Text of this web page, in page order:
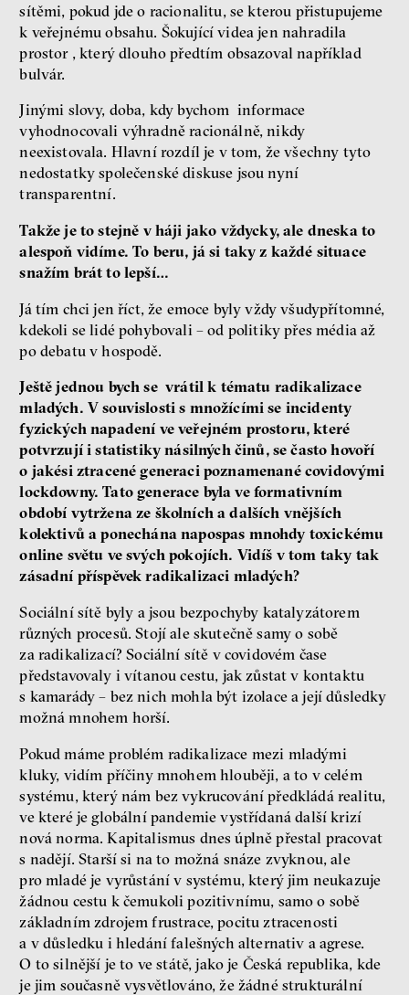
sítěmi, pokud jde o racionalitu, se kterou přistupujeme
k veřejnému obsahu. Šokující videa jen nahradila
prostor , který dlouho předtím obsazoval například
bulvár.
Jinými slovy, doba, kdy bychom informace
vyhodnocovali výhradně racionálně, nikdy
neexistovala. Hlavní rozdíl je v tom, že všechny tyto
nedostatky společenské diskuse jsou nyní
transparentní.
Takže je to stejně v háji jako vždycky, ale dneska to
alespoň vidíme. To beru, já si taky z každé situace
snažím brát to lepší…
Já tím chci jen říct, že emoce byly vždy všudypřítomné,
kdekoli se lidé pohybovali – od politiky přes média až
po debatu v hospodě.
Ještě jednou bych se vrátil k tématu radikalizace
mladých. V souvislosti s množícími se incidenty
fyzických napadení ve veřejném prostoru, které
potvrzují i statistiky násilných činů, se často hovoří
o jakési ztracené generaci poznamenané covidovými
lockdowny. Tato generace byla ve formativním
období vytržena ze školních a dalších vnějších
kolektivů a ponechána napospas mnohdy toxickému
online světu ve svých pokojích. Vidíš v tom taky tak
zásadní příspěvek radikalizaci mladých?
Sociální sítě byly a jsou bezpochyby katalyzátorem
různých procesů. Stojí ale skutečně samy o sobě
za radikalizací? Sociální sítě v covidovém čase
představovaly i vítanou cestu, jak zůstat v kontaktu
s kamarády – bez nich mohla být izolace a její důsledky
možná mnohem horší.
Pokud máme problém radikalizace mezi mladými
kluky, vidím příčiny mnohem hlouběji, a to v celém
systému, který nám bez vykrucování předkládá realitu,
ve které je globální pandemie vystřídaná další krizí
nová norma. Kapitalismus dnes úplně přestal pracovat
s nadějí. Starší si na to možná snáze zvyknou, ale
pro mladé je vyrůstání v systému, který jim neukazuje
žádnou cestu k čemukoli pozitivnímu, samo o sobě
základním zdrojem frustrace, pocitu ztracenosti
a v důsledku i hledání falešných alternativ a agrese.
O to silnější je to ve státě, jako je Česká republika, kde
je jim současně vysvětlováno, že žádné strukturální